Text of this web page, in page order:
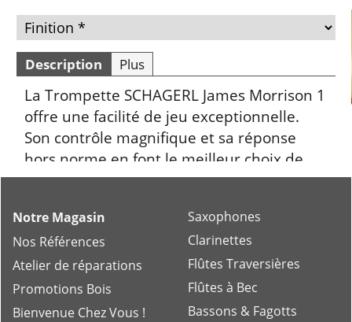
Description Plus
La Trompette SCHAGERL James Morrison 1
offre une facilité de jeu exceptionnelle.
Son contrôle magnifique et sa réponse
hors norme en font le meilleur choix de
notre catalogue.
Notre Magasin
Nos Références
Atelier de réparations
Promotions Bois
Bienvenue Chez Vous !
Saxophones
Clarinettes
Flûtes Traversières
Flûtes à Bec
Bassons & Fagotts